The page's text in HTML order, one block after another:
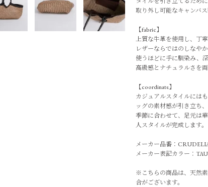
取り外し可能なキャンバ
【fabric】
上質な牛革を使用し、丁
レザーならではのしなや
使うほどに手に馴染み、
高級感とナチュラルさを
【coordinate】
カジュアルスタイルには
ッグの素材感が引き立ち
季節に合わせて、足元は
人スタイルが完成します。
メーカー品番：
メーカー表記カラー：
※こちらの商品は、天然
合がございます。